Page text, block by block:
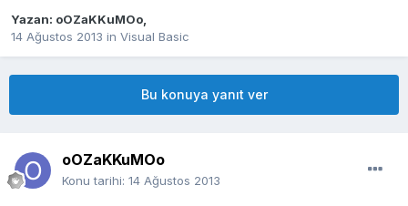
Yazan: oOZaKKuMOo,
14 Ağustos 2013 in Visual Basic
Bu konuya yanıt ver
oOZaKKuMOo
Konu tarihi: 14 Ağustos 2013